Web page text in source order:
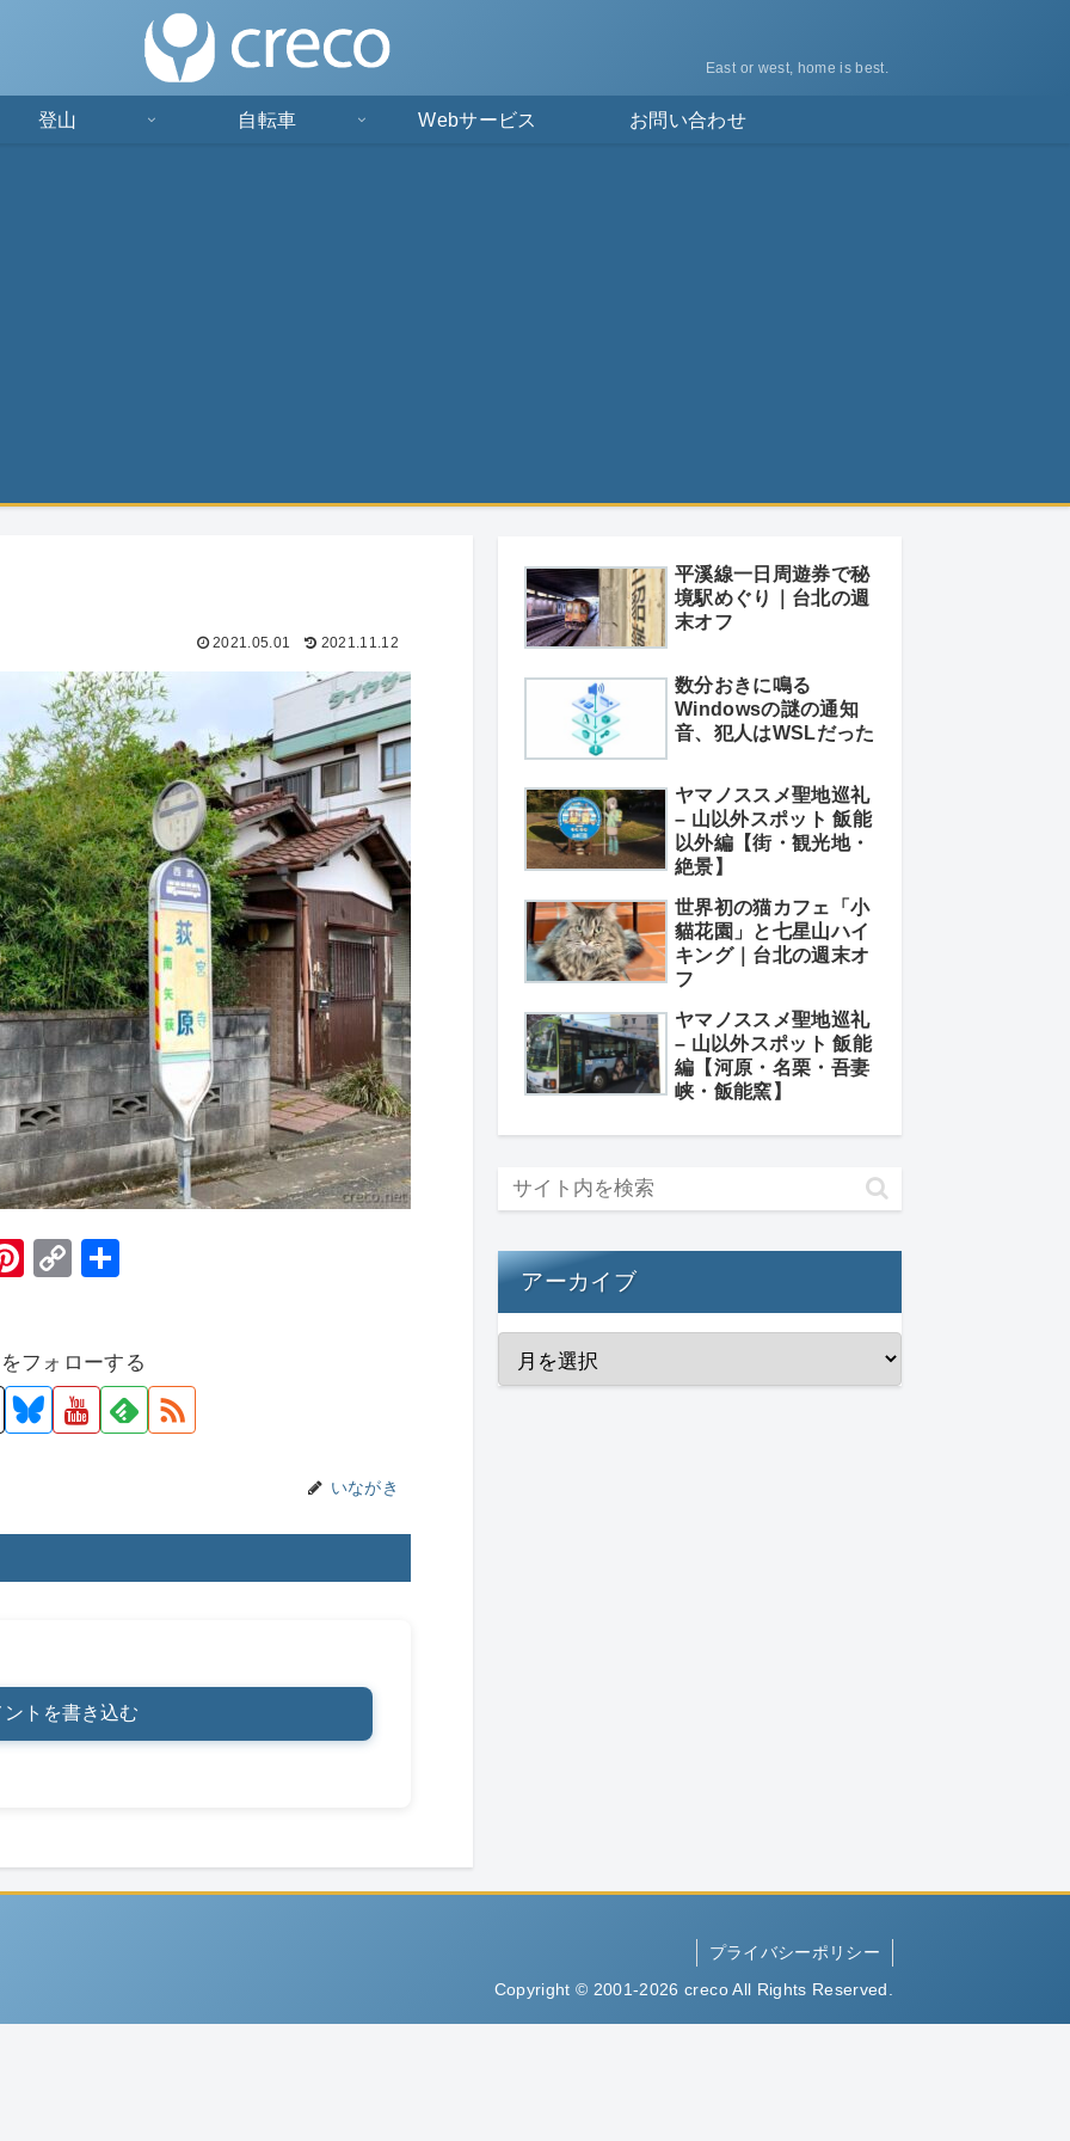
East or west, home is best.
登山 自転車 Webサービス お問い合わせ
2021.05.01 2021.11.12
Pi
e
st
C
y
Li
フォローする
いながき
ントを書き込む
平溪線一日周遊券で秘
境駅めぐり｜台北の週
末オフ
数分おきに鳴る
Windowsの謎の通知
音、犯人はWSLだった
ヤマノススメ聖地巡礼
– 山以外スポット 飯能
以外編【街・観光地・
絶景】
世界初の猫カフェ「小
貓花園」と七星山ハイ
キング｜台北の週末オ
フ
ヤマノススメ聖地巡礼
– 山以外スポット 飯能
編【河原・名栗・吾妻
峡・飯能窯】
アーカイブ
プライバシーポリシー
Copyright © 2001-2026 creco All Rights Reserved.